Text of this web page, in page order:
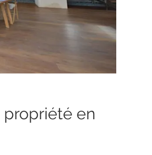
propriété en